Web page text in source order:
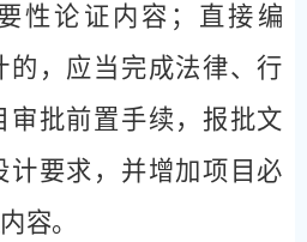
性论证内容；直接编
的，应当完成法律、行
审批前置手续，报批文
计要求，并增加项目必
容。